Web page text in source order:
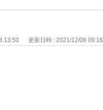
13:50 更新日時 : 2021/12/08 09:16